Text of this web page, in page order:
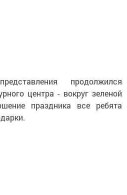
продолжился
центра - вокруг зеленой
праздника все ребята